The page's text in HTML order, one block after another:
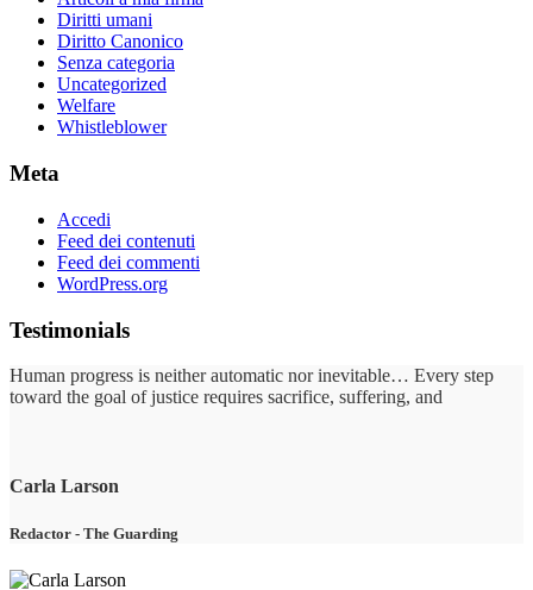
Diritti umani
Diritto Canonico
Senza categoria
Uncategorized
Welfare
Whistleblower
Meta
Accedi
Feed dei contenuti
Feed dei commenti
WordPress.org
Testimonials
Human progress is neither automatic nor inevitable… Every step
toward the goal of justice requires sacrifice, suffering, and
Carla Larson
Redactor - The Guarding